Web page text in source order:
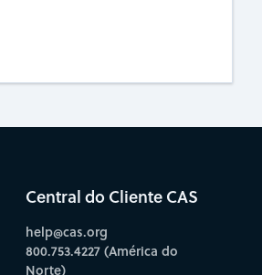
Central do Cliente CAS
help@cas.org
800.753.4227 (América do
Norte)